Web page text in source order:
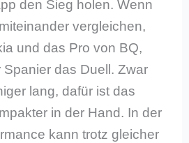
den Sieg holen. Wenn
vergleichen,
und das Pro von BQ,
das Duell. Zwar
lang, dafür ist das
in der Hand. In der
kann trotz gleicher